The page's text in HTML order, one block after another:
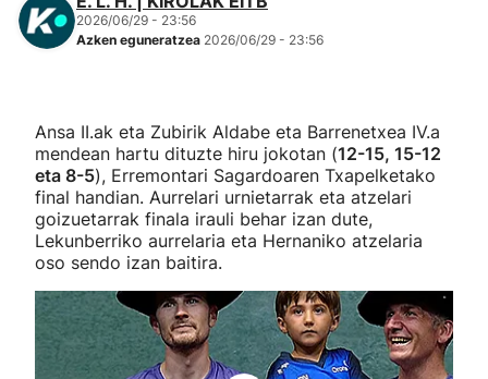
2026/06/29 - 23:56
Azken eguneratzea 2026/06/29 - 23:56
Ansa II.ak eta Zubirik Aldabe eta Barrenetxea IV.a
mendean hartu dituzte hiru jokotan (12-15, 15-12
eta 8-5), Erremontari Sagardoaren Txapelketako
final handian. Aurrelari urnietarrak eta atzelari
goizuetarrak finala irauli behar izan dute,
Lekunberriko aurrelaria eta Hernaniko atzelaria
oso sendo izan baitira.